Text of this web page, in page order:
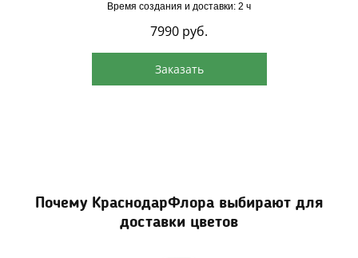
Время создания и доставки: 2 ч
7990 руб.
Заказать
Почему КраснодарФлора выбирают для
доставки цветов